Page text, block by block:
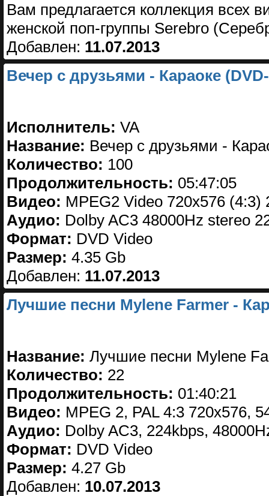
Вам предлагается коллекция всех
женской поп-группы Serebro
Добавлен: 11.07.2013
Вечер с друзьями - Караоке
Исполнитель: VA
Название: Вечер с друзьями -
Количество: 100
Продолжительность: 05:47:05
Видео: MPEG2 Video 720x576 (4:3)
Аудио: Dolby AC3 48000Hz stereo
Формат: DVD Video
Размер: 4.35 Gb
Добавлен: 11.07.2013
Лучшие песни Mylene Farmer -
Название: Лучшие песни Mylene
Количество: 22
Продолжительность: 01:40:21
Видео: MPEG 2, PAL 4:3 720x576,
Аудио: Dolby AC3, 224kbps,
Формат: DVD Video
Размер: 4.27 Gb
Добавлен: 10.07.2013